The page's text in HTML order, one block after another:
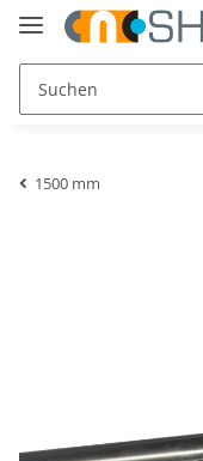
1500 mm